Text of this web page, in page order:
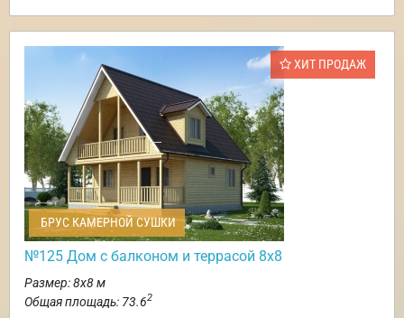
ХИТ ПРОДАЖ
БРУС КАМЕРНОЙ СУШКИ
№125 Дом с балконом и террасой 8х8
Размер: 8х8 м
Общая площадь: 73.62